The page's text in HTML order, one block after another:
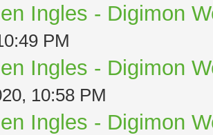
Ingles - Digimon
PM
Ingles - Digimon
10:58 PM
Ingles - Digimon